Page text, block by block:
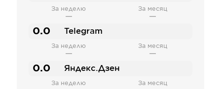
За неделю
—
За месяц
—
0.0 Telegram
За неделю
—
За месяц
—
0.0 Яндекс.Дзен
За неделю За месяц